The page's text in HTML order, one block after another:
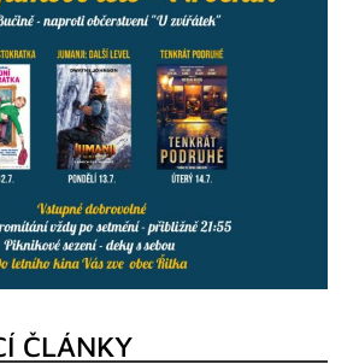
ČLÁNKY